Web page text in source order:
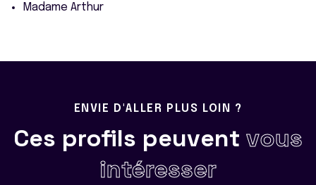
Madame Arthur
ENVIE D'ALLER PLUS LOIN ?
Ces profils peuvent vous
intéresser